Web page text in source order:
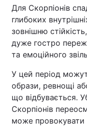
Для Скорпіонів
глибоких
зовнішню
дуже гостро
та емоційного
У цей період
образи, ревнощі
що відбувається.
Скорпіонів
може провокувати